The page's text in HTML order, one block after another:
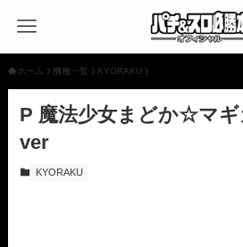
ホーム 機種一覧 KYORAKU
P 魔法少女まどか☆マギ
ver
KYORAKU